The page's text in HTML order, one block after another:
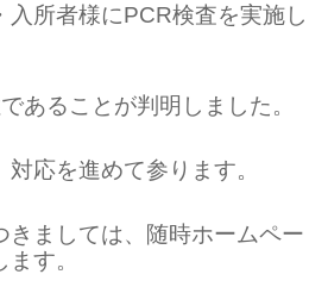
入所者様にPCR検査を実施し
あることが判明しました。
応を進めて参ります。
きましては、随時ホームペー
す。